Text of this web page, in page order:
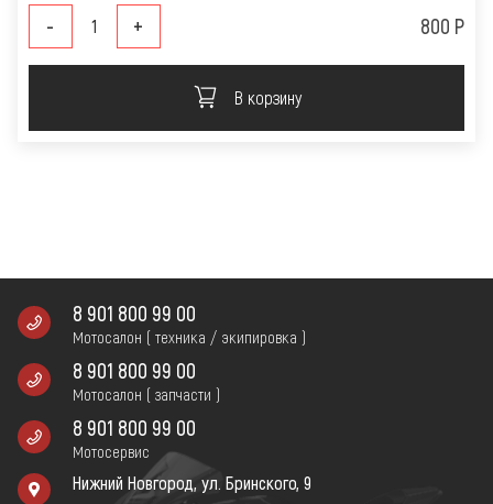
- + 800 Р
В корзину
8 901 800 99 00
Мотосалон ( техника / экипировка )
8 901 800 99 00
Мотосалон ( запчасти )
8 901 800 99 00
Мотосервис
Нижний Новгород, ул. Бринского, 9